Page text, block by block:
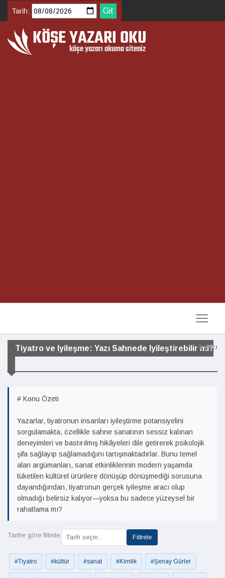
Tarih:
Tiyatro ve Iyileşme: Yazı Sahnede Iyileştirebilir mi?
3 yazı
# Konu Özeti
Yazarlar, tiyatronun insanları iyileştirme potansiyelini
sorgulamakta, özellikle sahne sanatının sessiz kalınan
deneyimleri ve bastırılmış hikâyeleri dile getirerek psikolojik
şifa sağlayıp sağlamadığını tartışmaktadırlar. Bunu temel
alan argümanları, sanat etkinliklerinin modern yaşamda
tüketilen kültürel ürünlere dönüşüp dönüşmediği sorusuna
dayandığından, tiyatronun gerçek iyileşme aracı olup
olmadığı belirsiz kalıyor—yoksa bu sadece yüzeysel bir
rahatlama mı?
Tarihe göre filtrele: Filtrele
#Tiyatro #kültür #sanat #Kimlik #Şenay Gürler